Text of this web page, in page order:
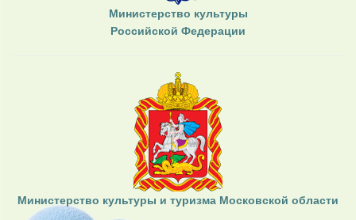
Министерство культуры
Российской Федерации
Министерство культуры и туризма Московской области